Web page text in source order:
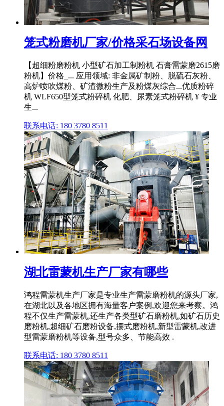
笼式粉磨机厂家/价格采石场设备网
【超细粉磨粉机 小型矿石加工制粉机 石膏雷蒙磨2615磨
粉机】价格_... 应用领域: 非金属矿制粉、脱硫石灰粉、
高炉喷吹煤粉、矿渣微粉生产及粉煤灰综合...优质粉碎
机 WLF650型笼式粉碎机 化肥、尿素笼式粉碎机 ¥ 专业
生...
联系电话: 180 3780 8511
湖北雷蒙机生产厂家有哪些
鸿程雷蒙机生产厂家是专业生产雷蒙磨粉机的源头厂家,
在湖北以及各地区拥有海量客户案例,欢迎您来考察。鸿
程不仅生产雷蒙机,还生产各类型矿石磨粉机,如矿石历史
磨粉机,超细矿石磨粉设备,摆式磨粉机,新型雷蒙机,改进
型雷蒙磨粉机等设备,型号众多、节能高效 .
联系电话: 180 3780 8511